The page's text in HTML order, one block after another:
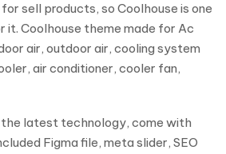
sell products, so Coolhouse is one
Coolhouse theme made for Ac
air, outdoor air, cooling system
air conditioner, cooler fan,
latest technology, come with
Figma file, meta slider, SEO